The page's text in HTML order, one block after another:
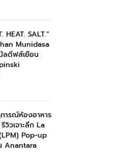
HEAT. SALT.”
Munidasa
ลดีฟส์เยือน
ารณ์ห้องอาหาร
วเจาะลึก La
Pop-up
Anantara